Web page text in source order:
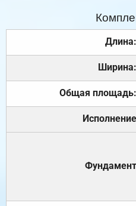
Длина:
Ширина:
Общая площадь:
Исполнение
Фундамент